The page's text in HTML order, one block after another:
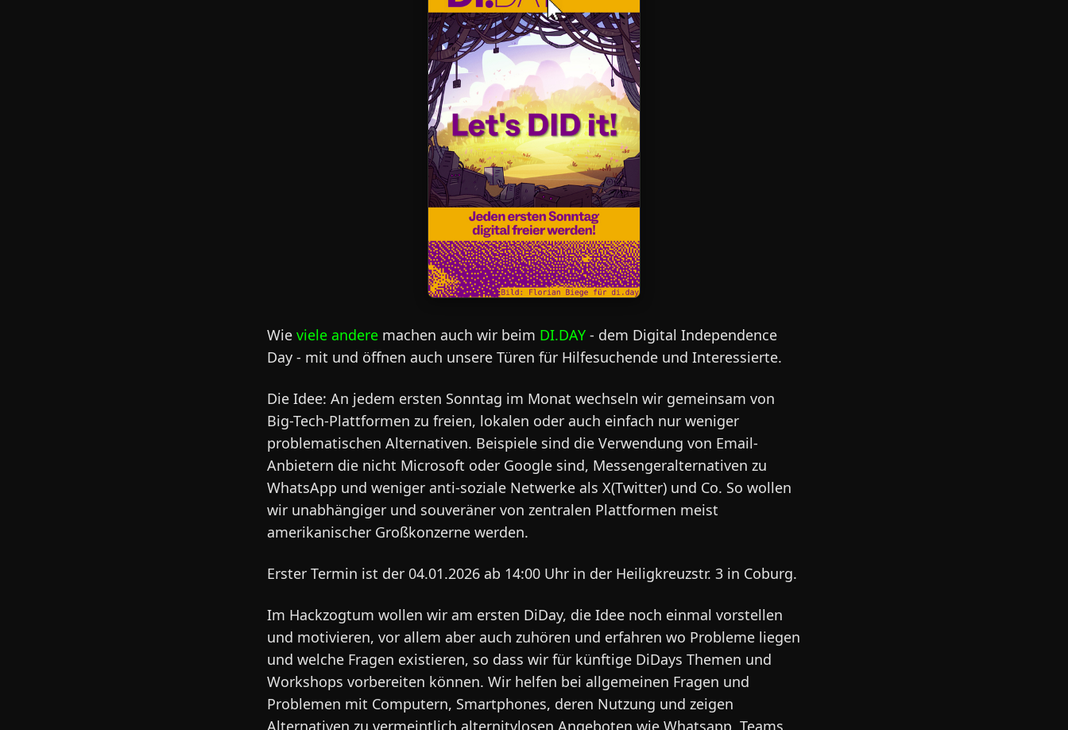
Wie viele andere machen auch wir beim DI.DAY - dem Digital Independence
Day - mit und öffnen auch unsere Türen für Hilfesuchende und Interessierte.
Die Idee: An jedem ersten Sonntag im Monat wechseln wir gemeinsam von
Big-Tech-Plattformen zu freien, lokalen oder auch einfach nur weniger
problematischen Alternativen. Beispiele sind die Verwendung von Email-
Anbietern die nicht Microsoft oder Google sind, Messengeralternativen zu
WhatsApp und weniger anti-soziale Netwerke als X(Twitter) und Co. So wollen
wir unabhängiger und souveräner von zentralen Plattformen meist
amerikanischer Großkonzerne werden.
Erster Termin ist der 04.01.2026 ab 14:00 Uhr in der Heiligkreuzstr. 3 in Coburg.
Im Hackzogtum wollen wir am ersten DiDay, die Idee noch einmal vorstellen
und motivieren, vor allem aber auch zuhören und erfahren wo Probleme liegen
und welche Fragen existieren, so dass wir für künftige DiDays Themen und
Workshops vorbereiten können. Wir helfen bei allgemeinen Fragen und
Problemen mit Computern, Smartphones, deren Nutzung und zeigen